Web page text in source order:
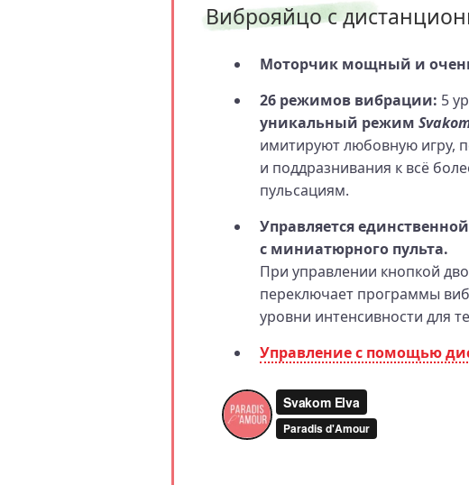
Виброяйцо с
Моторчик мощный и
26 режимов вибрации: 5
уникальный режим
имитируют любовную игру,
и поддразнивания к всё
пульсациям.
Управляется
с миниатюрного пульта.
При управлении кнопкой
переключает программы
уровни интенсивности для
Управление с помощью